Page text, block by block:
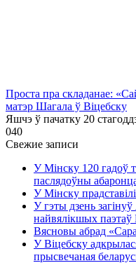
Проста пра складанае:
матэр Шагала ў Віцебску
Яшчэ ў пачатку 20
040
Свежие записи
У Мінску 120 гадоў
паслядоўны
У Мінску
У гэты дзень
найвялікшых паэтаў
Вясновы абрад
У Віцебску
прысвечаная